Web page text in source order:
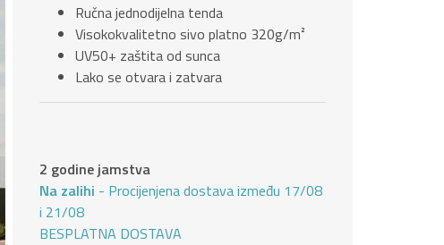
Ručna jednodijelna tenda
Visokokvalitetno sivo platno 320g/m²
UV50+ zaštita od sunca
Lako se otvara i zatvara
2 godine jamstva
Na zalihi - Procijenjena dostava između 17/08
i 21/08
BESPLATNA DOSTAVA